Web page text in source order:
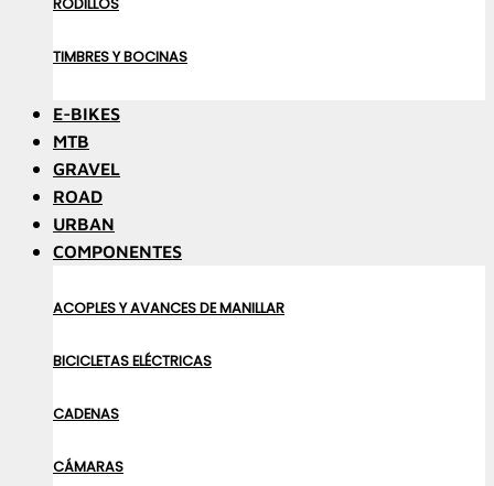
RODILLOS
TIMBRES Y BOCINAS
E-BIKES
MTB
GRAVEL
ROAD
URBAN
COMPONENTES
ACOPLES Y AVANCES DE MANILLAR
BICICLETAS ELÉCTRICAS
CADENAS
CÁMARAS